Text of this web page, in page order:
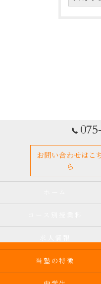
お問い合わせはこ
ら
当塾の特徴